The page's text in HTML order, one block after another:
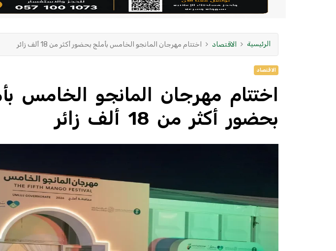
الرئيسية الاقتصاد اختتام مهرجان المانجو الخامس بأملج بحضور أكثر من 18 ألف زائر
الاقتصاد
اختتام مهرجان المانجو الخامس
بحضور أكثر من 18 ألف زائر